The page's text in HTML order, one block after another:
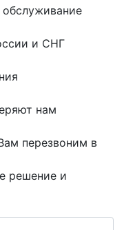
обслуживание
и СНГ
нам
перезвоним в
решение и